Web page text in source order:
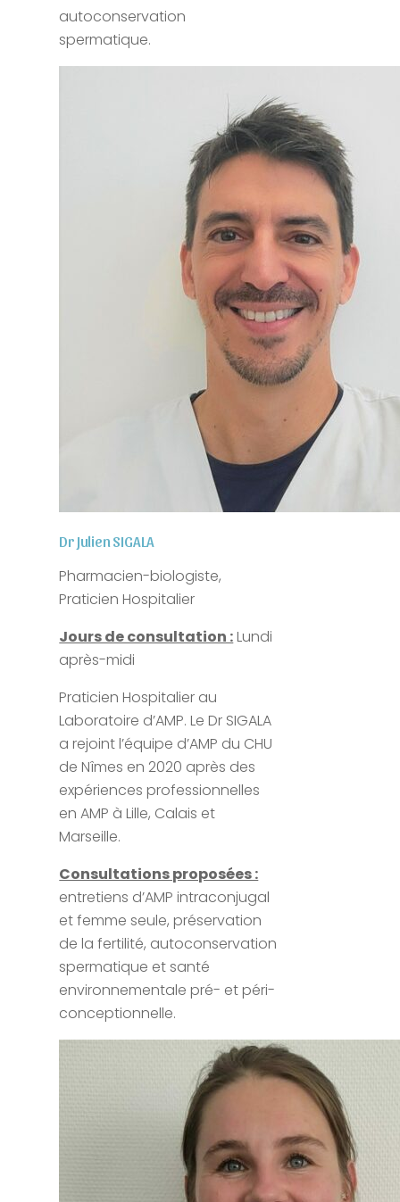
autoconservation
spermatique.
Dr Julien SIGALA
Pharmacien-biologiste,
Praticien Hospitalier
Jours de consultation :Lundi
après-midi
Praticien Hospitalier au
Laboratoire d’AMP. Le Dr SIGALA
a rejoint l’équipe d’AMP du CHU
de Nîmes en 2020 après des
expériences professionnelles
en AMP à Lille, Calais et
Marseille.
Consultations proposées :
entretiens d’AMP intraconjugal
et femme seule, préservation
de la fertilité, autoconservation
spermatique et santé
environnementale pré- et péri-
conceptionnelle.